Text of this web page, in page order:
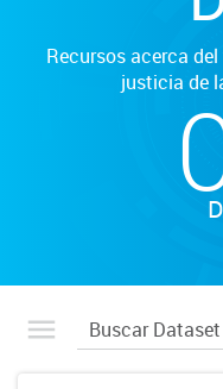
Recursos acerca
justicia de